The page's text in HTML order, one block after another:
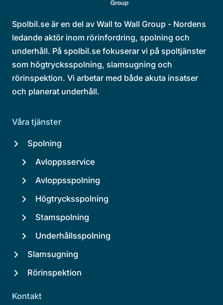
Spolbil.se är en del av Wall to Wall Group - Nordens
ledande aktör inom rörinfordring, spolning och
underhåll. På spolbil.se fokuserar vi på spoltjänster
som högtrycksspolning, slamsugning och
rörinspektion. Vi arbetar med både akuta insatser
och planerat underhåll.
Våra tjänster
Spolning
Avloppsservice
Avloppsspolning
Högtrycksspolning
Stamspolning
Underhållsspolning
Slamsugning
Rörinspektion
Kontakt